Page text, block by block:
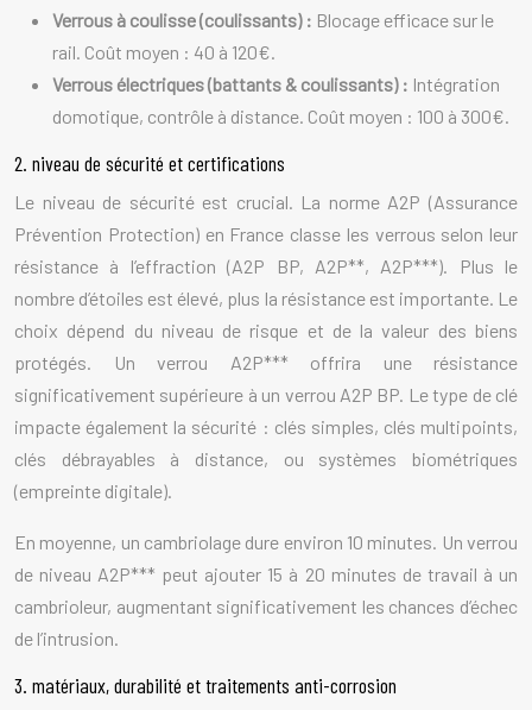
Verrous à coulisse (coulissants) : Blocage efficace sur le
rail. Coût moyen : 40 à 120€.
Verrous électriques (battants & coulissants) : Intégration
domotique, contrôle à distance. Coût moyen : 100 à 300€.
2. niveau de sécurité et certifications
Le niveau de sécurité est crucial. La norme A2P (Assurance
Prévention Protection) en France classe les verrous selon leur
résistance à l’effraction (A2P BP, A2P**, A2P***). Plus le
nombre d’étoiles est élevé, plus la résistance est importante. Le
choix dépend du niveau de risque et de la valeur des biens
protégés. Un verrou A2P*** offrira une résistance
significativement supérieure à un verrou A2P BP. Le type de clé
impacte également la sécurité : clés simples, clés multipoints,
clés débrayables à distance, ou systèmes biométriques
(empreinte digitale).
En moyenne, un cambriolage dure environ 10 minutes. Un verrou
de niveau A2P*** peut ajouter 15 à 20 minutes de travail à un
cambrioleur, augmentant significativement les chances d’échec
de l’intrusion.
3. matériaux, durabilité et traitements anti-corrosion